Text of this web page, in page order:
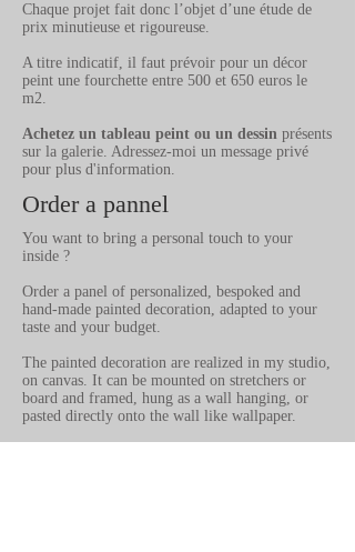
Chaque projet fait donc l’objet d’une étude de
prix minutieuse et rigoureuse.
A titre indicatif, il faut prévoir pour un décor
peint une fourchette entre 500 et 650 euros le
m2.
Achetez un tableau peint ou un dessin présents
sur la galerie. Adressez-moi un message privé
pour plus d'information.
Order a pannel
You want to bring a personal touch to your
inside ?
Order a panel of personalized, bespoked and
hand-made painted decoration, adapted to your
taste and your budget.
The painted decoration are realized in my studio,
on canvas. It can be mounted on stretchers or
board and framed, hung as a wall hanging, or
pasted directly onto the wall like wallpaper.